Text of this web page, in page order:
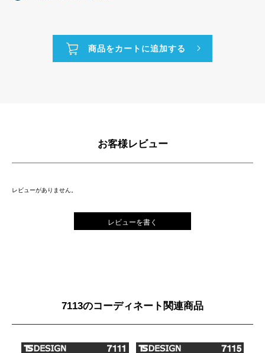
お客様レビュー
レビューがありません。
レビューを書く
7113のコーディネート関連商品